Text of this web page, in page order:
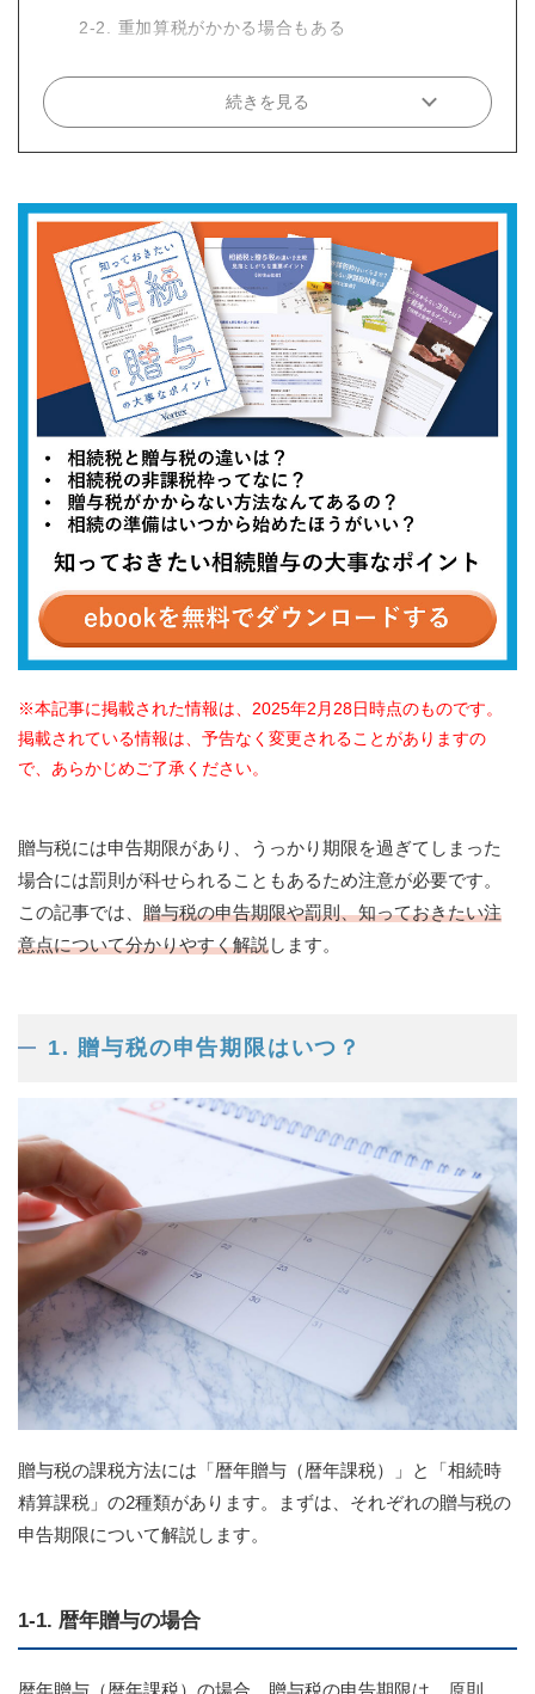
2-2. 重加算税がかかる場合もある
続きを見る
本記事に掲載された情報は、2025年2月28日時点のものです。
掲載されている情報は、予告なく変更されることがありますの
で、あらかじめご了承ください。
贈与税には申告期限があり、うっかり期限を過ぎてしまった
場合には罰則が科せられることもあるため注意が必要です。
この記事では、 贈与税の申告期限や罰則、知っておきたい注
意点について分かりやすく解説します。
1. 贈与税の申告期限はいつ？
贈与税の課税方法には「暦年贈与（暦年課税）」と「相続時
精算課税」の2種類があります。まずは、それぞれの贈与税の
申告期限について解説します。
1-1. 暦年贈与の場合
暦年贈与（暦年課税）の場合、贈与税の申告期限は、原則、